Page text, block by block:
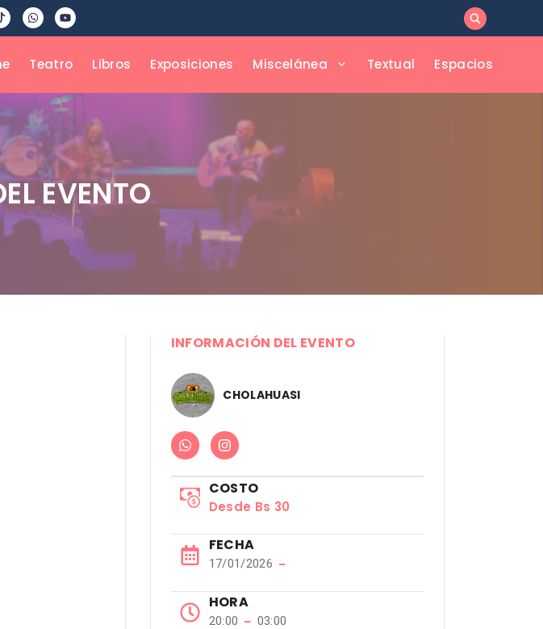
Teatro Libros Exposiciones Miscelánea Textual Espacios
EVENTO
INFORMACIÓN DEL EVENTO
CHOLAHUASI
COSTO
Desde Bs 30
FECHA
17/01/2026 −
HORA
20:00 − 03:00